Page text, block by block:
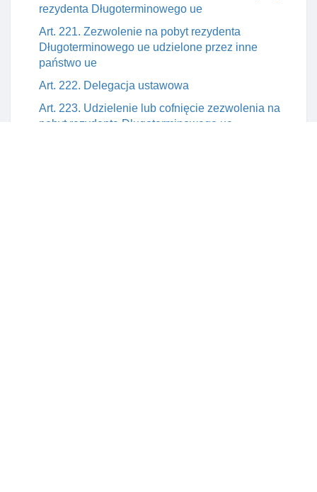
rezydenta Długoterminowego ue
Art. 221. Zezwolenie na pobyt rezydenta
Długoterminowego ue udzielone przez inne
państwo ue
Art. 222. Delegacja ustawowa
Art. 223. Udzielenie lub cofnięcie zezwolenia na
pobyt rezydenta Długoterminowego ue